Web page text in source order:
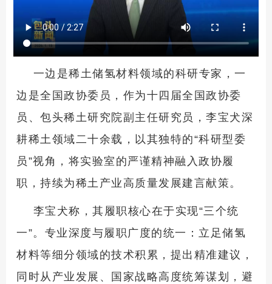
一边是稀土储氢材料领域的科研专家，一
边是全国政协委员，作为十四届全国政协委
员、包头稀土研究院副主任研究员，李宝犬深
耕稀土领域二十余载，以其独特的“科研型委
员”视角，将实验室的严谨精神融入政协履
职，持续为稀土产业高质量发展建言献策。
李宝犬称，其履职核心在于实现“三个统
一”。专业深度与履职广度的统一：立足储氢
材料等细分领域的技术积累，提出精准建议，
同时从产业发展、国家战略高度统筹谋划，避